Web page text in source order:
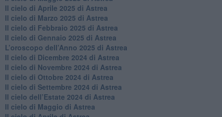
​Il cielo di Aprile 2025 di Astrea
Il cielo di Marzo 2025 di Astrea
​Il cielo di Febbraio 2025 di Astrea
Il cielo di Gennaio 2025 di Astrea
​L’oroscopo dell’Anno 2025 di Astrea
​Il cielo di Dicembre 2024 di Astrea
Il cielo di Novembre 2024 di Astrea
​Il cielo di Ottobre 2024 di Astrea
​Il cielo di Settembre 2024 di Astrea
Il cielo dell’Estate 2024 di Astrea
Il cielo di Maggio di Astrea